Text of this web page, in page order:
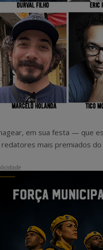
em sua festa — que
mais premiados do